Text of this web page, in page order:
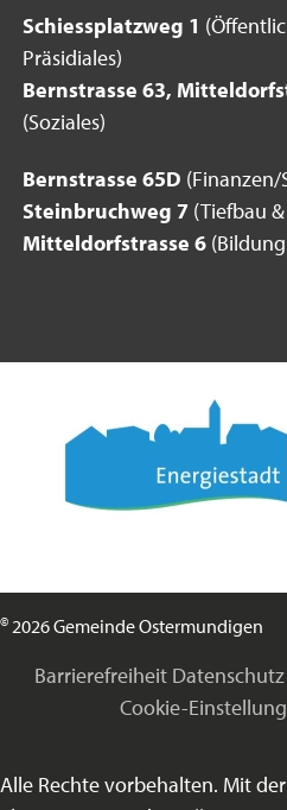
Schiessplatzweg 1
Präsidiales)
Bernstrasse 63,
(Soziales)
Bernstrasse 65D
Steinbruchweg 7 (Tiefbau
Mitteldorfstrasse 6
© 2026 Gemeinde Ostermundigen
Barrierefreiheit Datenschutz
Cookie-
Alle Rechte vorbehalten. Mit